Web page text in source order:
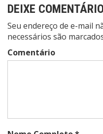
DEIXE
Seu endereço de e-mail
necessários são
Comentário